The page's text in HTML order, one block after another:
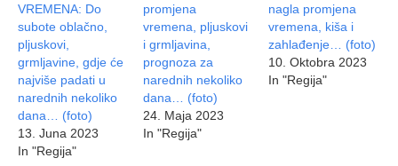
VREMENA: Do
subote oblačno,
pljuskovi,
grmljavine, gdje će
najviše padati u
narednih nekoliko
dana… (foto)
13. Juna 2023
In "Regija"
promjena
vremena, pljuskovi
i grmljavina,
prognoza za
narednih nekoliko
dana… (foto)
24. Maja 2023
In "Regija"
nagla promjena
vremena, kiša i
zahlađenje… (foto)
10. Oktobra 2023
In "Regija"